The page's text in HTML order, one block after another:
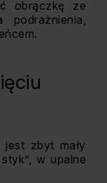
obrączkę ze
zbyt mały
w upalne